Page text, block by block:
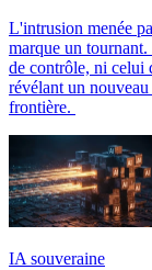
L'intrusion menée
marque un
de contrôle, ni celui
révélant un
frontière.
IA souveraine